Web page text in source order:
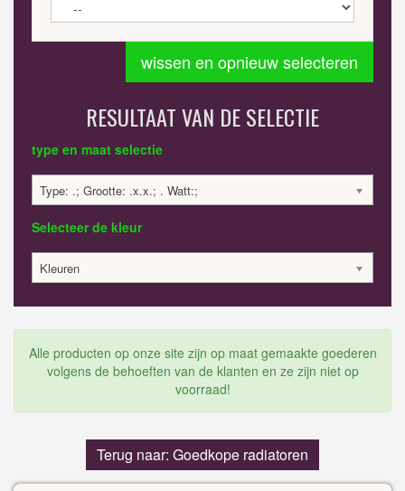
wissen en opnieuw selecteren
RESULTAAT VAN DE SELECTIE
type en maat selectie
Type: .; Grootte: .x.x.; . Watt:;
Selecteer de kleur
Kleuren
Alle producten op onze site zijn op maat gemaakte goederen
volgens de behoeften van de klanten en ze zijn niet op
voorraad!
Terug naar: Goedkope radiatoren